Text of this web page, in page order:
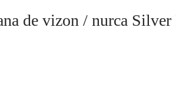
de vizon / nurca